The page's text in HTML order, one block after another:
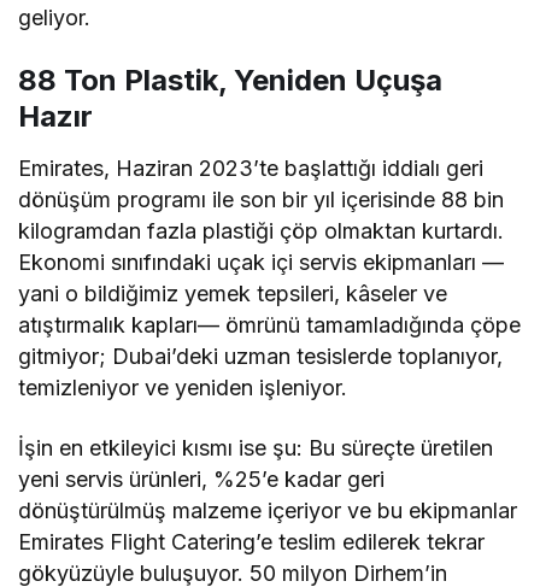
geliyor.
88 Ton Plastik, Yeniden Uçuşa
Hazır
Emirates, Haziran 2023’te başlattığı iddialı geri
dönüşüm programı ile son bir yıl içerisinde 88 bin
kilogramdan fazla plastiği çöp olmaktan kurtardı.
Ekonomi sınıfındaki uçak içi servis ekipmanları —
yani o bildiğimiz yemek tepsileri, kâseler ve
atıştırmalık kapları— ömrünü tamamladığında çöpe
gitmiyor; Dubai’deki uzman tesislerde toplanıyor,
temizleniyor ve yeniden işleniyor.
İşin en etkileyici kısmı ise şu: Bu süreçte üretilen
yeni servis ürünleri, %25’e kadar geri
dönüştürülmüş malzeme içeriyor ve bu ekipmanlar
Emirates Flight Catering’e teslim edilerek tekrar
gökyüzüyle buluşuyor. 50 milyon Dirhem’in